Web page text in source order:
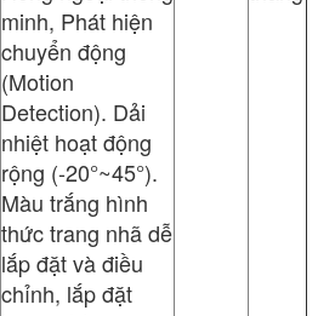
minh, Phát hiện
chuyển động
(Motion
Detection). Dải
nhiệt hoạt động
rộng (-20°~45°).
Màu trắng hình
thức trang nhã dễ
lắp đặt và điều
chỉnh, lắp đặt